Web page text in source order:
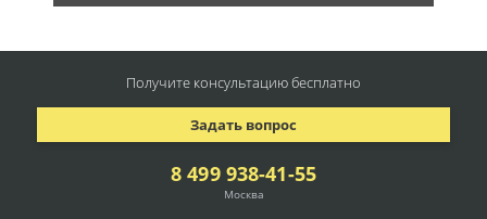
8 499 938-41-55
Москва
Задать вопрос
Получите консультациюбесплатно